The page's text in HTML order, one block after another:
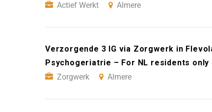
Actief Werkt
Almere
Verzorgende 3 IG via Zorgwerk in
Psychogeriatrie – For NL residents
Zorgwerk
Almere